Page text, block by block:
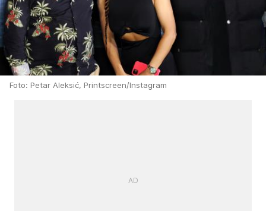
Foto: Petar Aleksić, Printscreen/Instagram